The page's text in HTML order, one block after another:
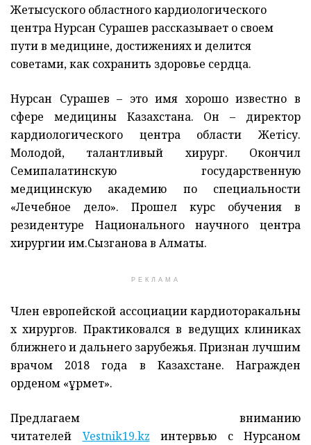
Жетысуского областного кардиологического
центра Нурсан Сурашев рассказывает о своем
пути в медицине, достижениях и делится
советами, как сохранить здоровье сердца.
Нурсан Сурашев – это имя хорошо известно в
сфере медицины Казахстана. Он – директор
кардиологического центра области Жетісу.
Молодой, талантливый хирург. Окончил
Семипалатинскую государственную
медицинскую академию по специальности
«Лечебное дело». Прошел курс обучения в
резидентуре Национального научного центра
хирургии им.Сызганова в Алматы.
РЕКЛАМА
Член европейской ассоциации кардиоторакальны
х хирургов. Практиковался в ведущих клиниках
ближнего и дальнего зарубежья. Признан лучшим
врачом 2018 года в Казахстане. Награжден
орденом «Құрмет».
Предлагаем вниманию
читателей Vestnik19.kz интервью с Нурсаном